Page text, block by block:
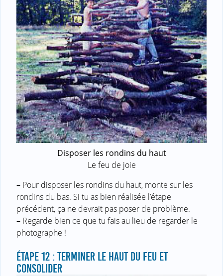
Disposer les rondins du haut
Le feu de joie
– Pour disposer les rondins du haut, monte sur les
rondins du bas. Si tu as bien réalisée l’étape
précédent, ça ne devrait pas poser de problème.
– Regarde bien ce que tu fais au lieu de regarder le
photographe !
ÉTAPE 12 : TERMINER LE HAUT DU FEU ET
CONSOLIDER